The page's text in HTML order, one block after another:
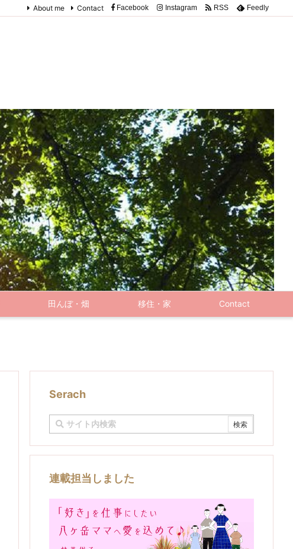
田んぼ・畑 移住・家 Contact
About me Contact Facebook Instagram RSS Feedly
Serach
連載担当しました